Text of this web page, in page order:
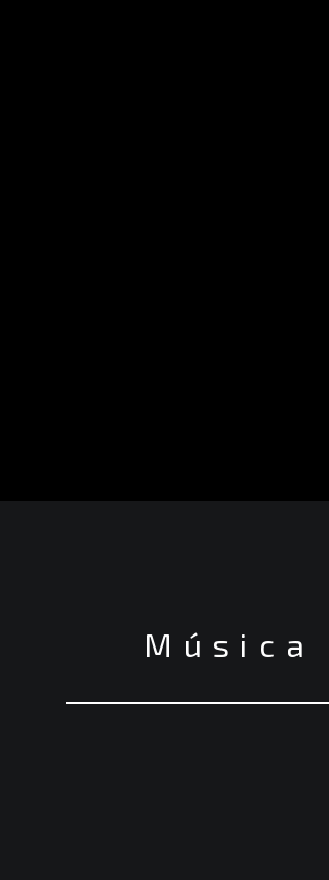
Música